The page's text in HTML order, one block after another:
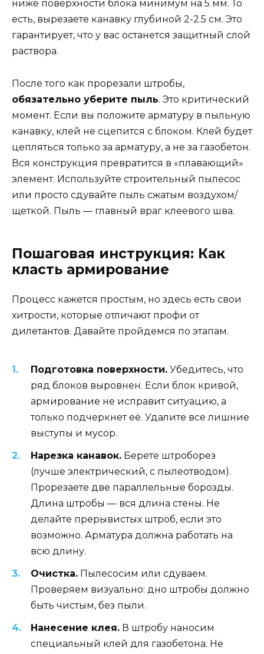
ниже поверхности блока минимум на 5 мм. То
есть, вырезаете канавку глубиной 2-2.5 см. Это
гарантирует, что у вас останется защитный слой
раствора.
После того как прорезали штробы,
обязательно уберите пыль. Это критический
момент. Если вы положите арматуру в пыльную
канавку, клей не сцепится с блоком. Клей будет
цепляться только за арматуру, а не за газобетон.
Вся конструкция превратится в «плавающий»
элемент. Используйте строительный пылесос
или просто сдувайте пыль сжатым воздухом/
щеткой. Пыль — главный враг клеевого шва.
Пошаговая инструкция: Как
класть армирование
Процесс кажется простым, но здесь есть свои
хитрости, которые отличают профи от
дилетантов. Давайте пройдемся по этапам.
Подготовка поверхности. Убедитесь, что
ряд блоков выровнен. Если блок кривой,
армирование не исправит ситуацию, а
только подчеркнет её. Удалите все лишние
выступы и мусор.
Нарезка канавок. Берете штроборез
(лучше электрический, с пылеотводом).
Прорезаете две параллельные борозды.
Длина штробы — вся длина стены. Не
делайте прерывистых штроб, если это
возможно. Арматура должна работать на
всю длину.
Очистка. Пылесосим или сдуваем.
Проверяем визуально: дно штробы должно
быть чистым, без пыли.
Нанесение клея. В штробу наносим
специальный клей для газобетона. Не